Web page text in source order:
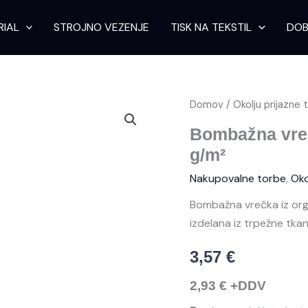
STROJNO VEZENJE TISK NA TEKSTIL
Domov /Okolju prijazne
Bombažna
g/m²
Nakupovalne torbe,
Bombažna vrečka iz
izdelana iz trpežne
3,57€
2,93€ +DDV
Bombažna
z
zapenjanjem
Bedford
g/m²
količina